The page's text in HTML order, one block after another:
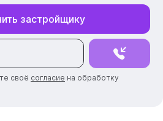
застройщику
своё согласие на обработку